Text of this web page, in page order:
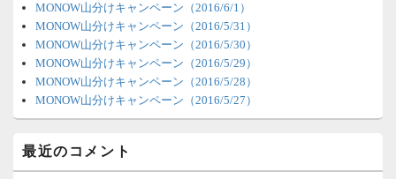
ア
MONOW山分けキャンペーン（2016/6/1）
MONOW山分けキャンペーン（2016/5/31）
MONOW山分けキャンペーン（2016/5/30）
MONOW山分けキャンペーン（2016/5/29）
MONOW山分けキャンペーン（2016/5/28）
MONOW山分けキャンペーン（2016/5/27）
最近のコメント